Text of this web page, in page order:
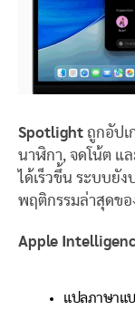
Spotlight ถูกอัปเ
นาฬิกา, จดโน้ต แ
ได้เร็วขึ้น ระบบยั
พฤติกรรมล่าสุดขอ
Apple
แปลภาษาแ